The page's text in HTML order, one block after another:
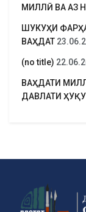
МИЛЛӢ ВА АЗ
ШУКУҲИ
ВАҲДАТ
(no title)
ВАҲДАТИ
ДАВЛАТИ